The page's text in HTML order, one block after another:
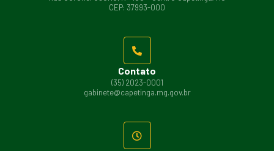
CEP: 37993-000
Contato
(35) 2023-0001
gabinete@capetinga.mg.gov.br